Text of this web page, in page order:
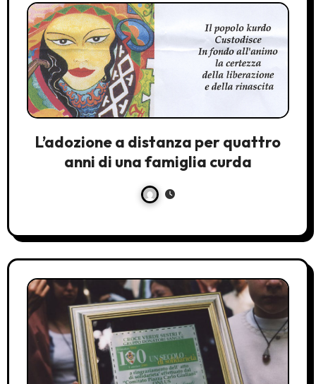
L’adozione a distanza per quattro
anni di una famiglia curda